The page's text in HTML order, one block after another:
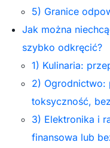
5) Granice
Jak można
szybko odkręcić?
1) Kulinaria:
2) Ogrodnictwo:
toksyczność,
3) Elektronika i
finansowa lub